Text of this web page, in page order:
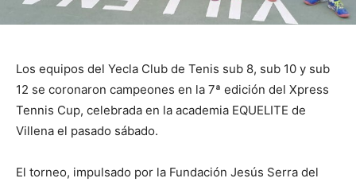
Los equipos del Yecla Club de Tenis sub 8, sub 10 y sub
12 se coronaron campeones en la 7ª edición del Xpress
Tennis Cup, celebrada en la academia EQUELITE de
Villena el pasado sábado.
El torneo, impulsado por la Fundación Jesús Serra del